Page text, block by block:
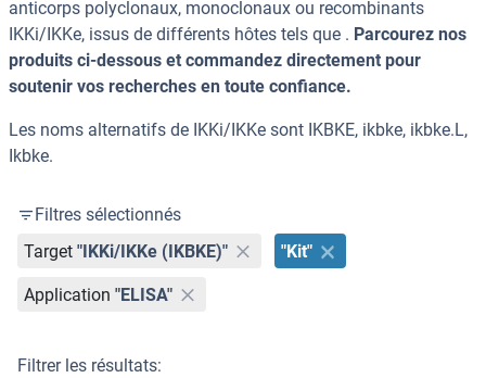
anticorps polyclonaux, monoclonaux ou recombinants
IKKi/IKKe, issus de différents hôtes tels que . Parcourez nos
produits ci-dessous et commandez directement pour
soutenir vos recherches en toute confiance.
Les noms alternatifs de IKKi/IKKe sont IKBKE, ikbke, ikbke.L,
Ikbke.
Filtres sélectionnés
Target "IKKi/IKKe (IKBKE)" "Kit"
Application "ELISA"
Filtrer les résultats: